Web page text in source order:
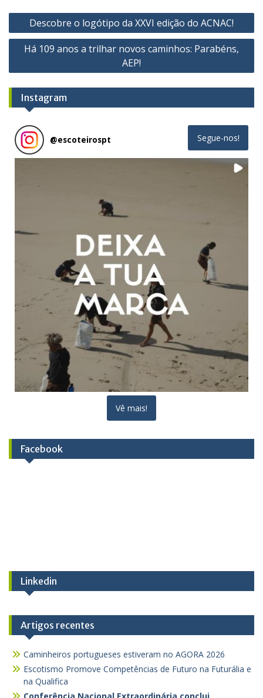
Navegação
de
artigos
Descobre o logótipo da XXVI edição do ACNAC!
Há 109 anos a trilhar novos caminhos: Parabéns,
AEP!
Instagram
@escoteirospt Segue-nos!
Vê mais!
Facebook
Linkedin
Artigos recentes
Caminheiros portugueses estiveram no AGORA 2026
Escotismo Promove Competências de Futuro na Futurália e
na Qualifica